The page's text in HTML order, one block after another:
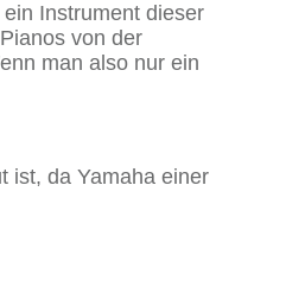
Instrument dieser
von der
man also nur ein
ist, da Yamaha einer